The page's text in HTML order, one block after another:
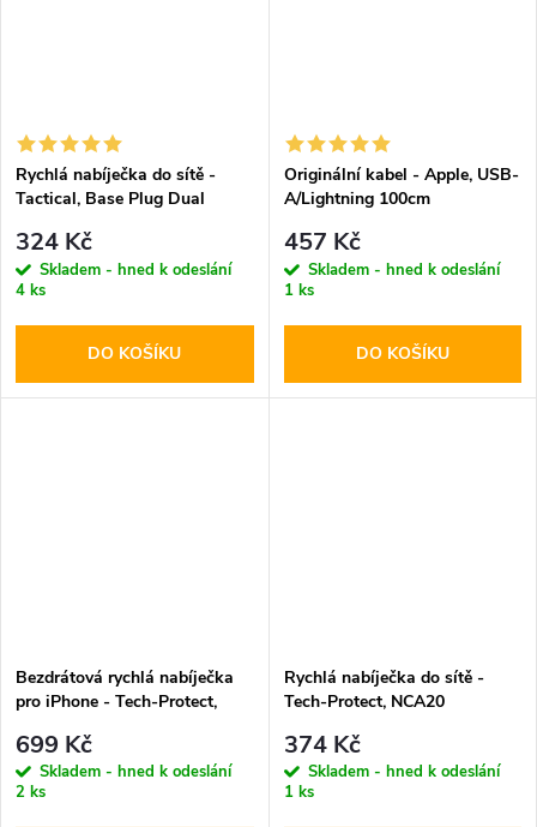
Rychlá nabíječka do sítě -
Tactical, Base Plug Dual
324 Kč
Skladem - hned k odeslání
4 ks
DO KOŠÍKU
Originální kabel - Apple, USB-
A/Lightning 100cm
457 Kč
Skladem - hned k odeslání
1 ks
DO KOŠÍKU
Bezdrátová rychlá nabíječka
pro iPhone - Tech-Protect,
Wireless Charger Black
699 Kč
Skladem - hned k odeslání
2 ks
Rychlá nabíječka do sítě -
Tech-Protect, NCA20
kabel
374 Kč
Skladem - hned k odeslání
1 ks